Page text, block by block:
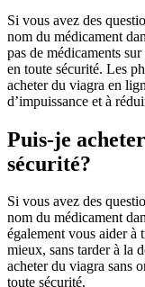
Si vous avez des
nom du médicament
pas de médicaments
en toute sécurité. Les
acheter du viagra en
d’impuissance et à
Puis-je
sécurité?
Si vous avez des
nom du médicament
également vous aider à
mieux, sans tarder à la
acheter du viagra sans
toute sécurité.